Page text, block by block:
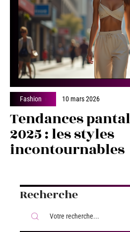
Fashion 10 mars 2026
Tendances
2025 : les styles
incontournables
Recherche